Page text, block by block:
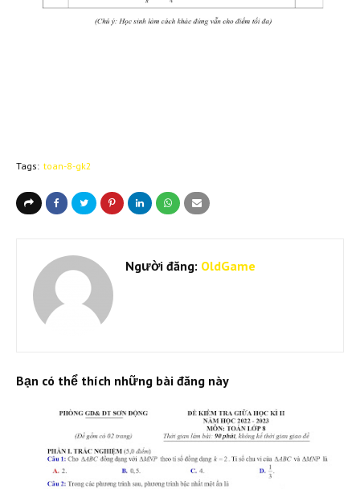
Tags: toan-8-gk2
Người đăng: OldGame
Bạn có thể thích những bài đăng này